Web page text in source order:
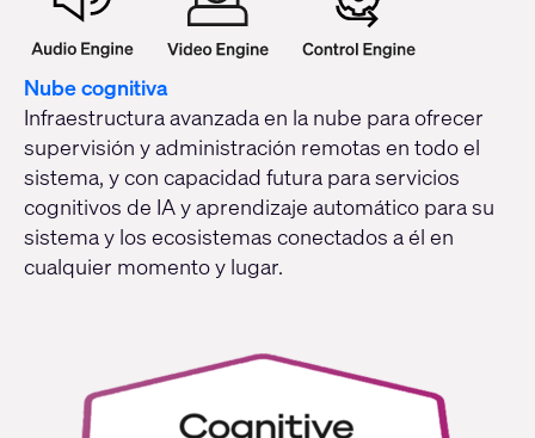
Nube cognitiva
Infraestructura avanzada en la nube para ofrecer
supervisión y administración remotas en todo el
sistema, y con capacidad futura para servicios
cognitivos de IA y aprendizaje automático para su
sistema y los ecosistemas conectados a él en
cualquier momento y lugar.